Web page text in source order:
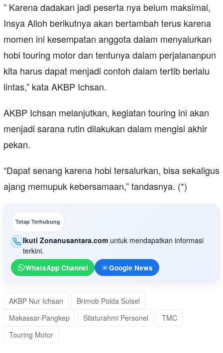
” Karena dadakan jadi peserta nya belum maksimal,
Insya Alloh berikutnya akan bertambah terus karena
momen ini kesempatan anggota dalam menyalurkan
hobi touring motor dan tentunya dalam perjalananpun
kita harus dapat menjadi contoh dalam tertib berlalu
lintas,” kata AKBP Ichsan.
AKBP Ichsan melanjutkan, kegiatan touring ini akan
menjadi sarana rutin dilakukan dalam mengisi akhir
pekan.
“Dapat senang karena hobi tersalurkan, bisa sekaligus
ajang memupuk kebersamaan,” tandasnya. (*)
Tetap Terhubung
Ikuti Zonanusantara.com untuk mendapatkan informasi
terkini.
WhatsApp Channel Google News
AKBP Nur Ichsan
Brimob Polda Sulsel
Makassar-Pangkep
Silaturahmi Personel
TMC
Touring Motor